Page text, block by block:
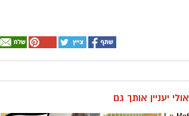
אולי יעניין אותך גם